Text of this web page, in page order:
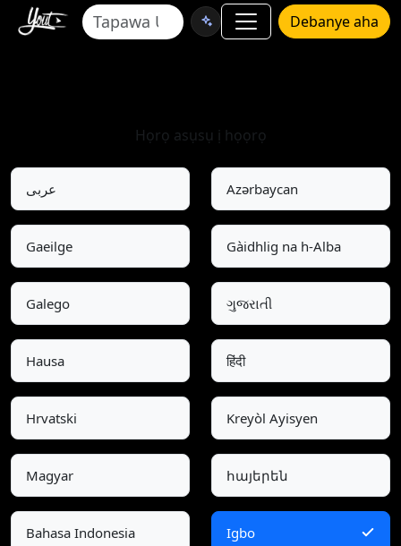
Debanye aha
Họrọ asụsụ ị họọrọ
عربى Azərbaycan
Gaeilge Gàidhlig na h-Alba
Galego ગુજરાતી
Hausa हिंदी
Hrvatski Kreyòl Ayisyen
Magyar հայերեն
Bahasa Indonesia Igbo